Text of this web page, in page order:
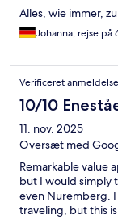
Alles, wie immer,
Johanna, rejse på
Verificeret anmeldelse
10/10
11. nov. 2025
Oversæt med
Remarkable value
but I would simply
even Nuremberg.
traveling, but this